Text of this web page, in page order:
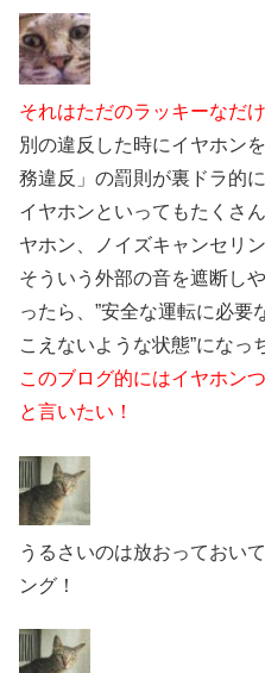
それはただのラッキーなだけ
別の違反した時にイヤホン
務違反」の罰則が裏ドラ的
イヤホンといってもたくさ
ヤホン、ノイズキャンセリ
そういう外部の音を遮断し
ったら、”安全な運転に必要
こえないような状態”になっ
このブログ的にはイヤホン
と言いたい！
うるさいのは放おっておい
ング！